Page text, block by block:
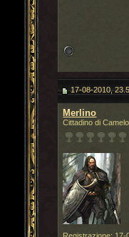
17-08-2010,
Merlino
Cittadino di